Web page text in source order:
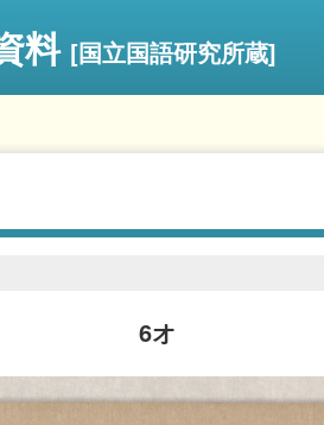
料 [国立国語研究所蔵]
6オ